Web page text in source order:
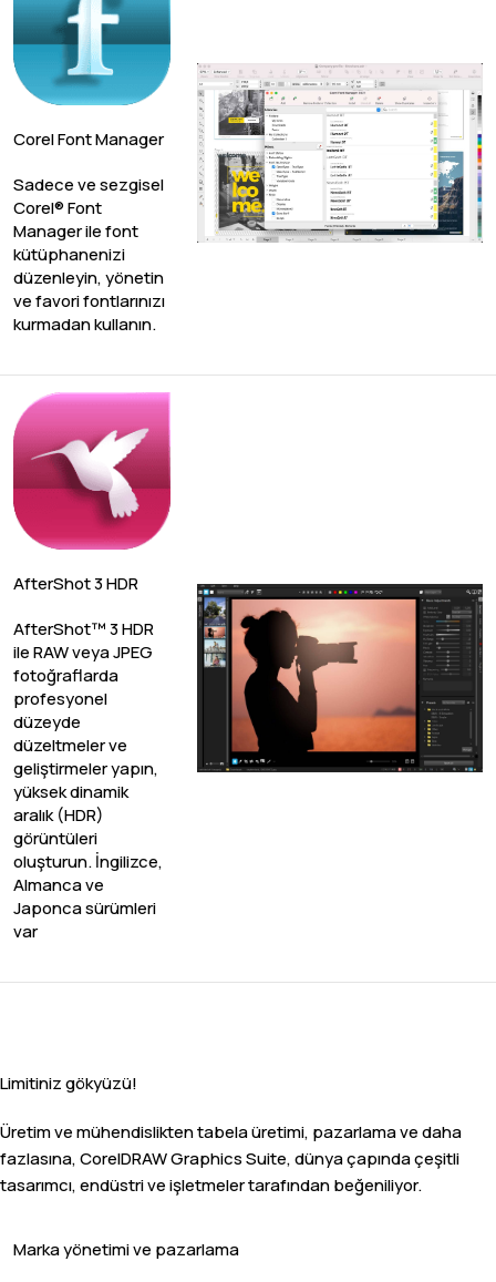
Corel Font Manager
Sadece ve sezgisel
Corel® Font
Manager ile font
kütüphanenizi
düzenleyin, yönetin
ve favori fontlarınızı
kurmadan kullanın.
AfterShot 3 HDR
AfterShot™ 3 HDR
ile RAW veya JPEG
fotoğraflarda
profesyonel
düzeyde
düzeltmeler ve
geliştirmeler yapın,
yüksek dinamik
aralık (HDR)
görüntüleri
oluşturun. İngilizce,
Almanca ve
Japonca sürümleri
var
Limitiniz gökyüzü!
Üretim ve mühendislikten tabela üretimi, pazarlama ve daha
fazlasına, CorelDRAW Graphics Suite, dünya çapında çeşitli
tasarımcı, endüstri ve işletmeler tarafından beğeniliyor.
Marka yönetimi ve pazarlama